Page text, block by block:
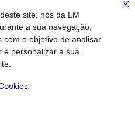
site: nós da LM
a sua navegação,
com o objetivo de analisar
e personalizar a sua